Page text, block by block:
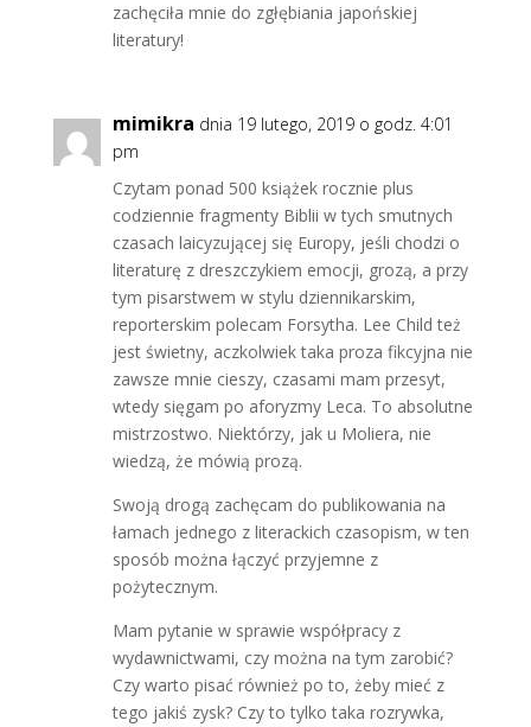
zachęciła mnie do zgłębiania japońskiej
literatury!
mimikra dnia 19 lutego, 2019 o godz. 4:01
pm
Czytam ponad 500 książek rocznie plus
codziennie fragmenty Biblii w tych smutnych
czasach laicyzującej się Europy, jeśli chodzi o
literaturę z dreszczykiem emocji, grozą, a przy
tym pisarstwem w stylu dziennikarskim,
reporterskim polecam Forsytha. Lee Child też
jest świetny, aczkolwiek taka proza fikcyjna nie
zawsze mnie cieszy, czasami mam przesyt,
wtedy sięgam po aforyzmy Leca. To absolutne
mistrzostwo. Niektórzy, jak u Moliera, nie
wiedzą, że mówią prozą.
Swoją drogą zachęcam do publikowania na
łamach jednego z literackich czasopism, w ten
sposób można łączyć przyjemne z
pożytecznym.
Mam pytanie w sprawie współpracy z
wydawnictwami, czy można na tym zarobić?
Czy warto pisać również po to, żeby mieć z
tego jakiś zysk? Czy to tylko taka rozrywka,